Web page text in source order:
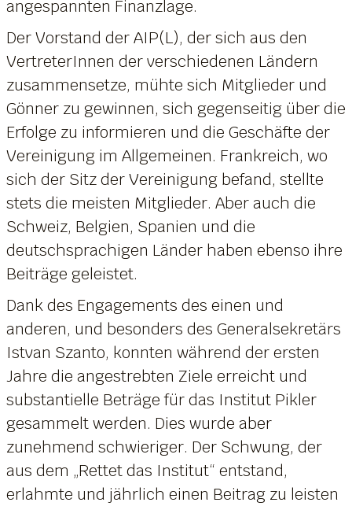
angespannten Finanzlage.
Der Vorstand der AIP(L), der sich aus den
VertreterInnen der verschiedenen Ländern
zusammensetze, mühte sich Mitglieder und
Gönner zu gewinnen, sich gegenseitig über die
Erfolge zu informieren und die Geschäfte der
Vereinigung im Allgemeinen. Frankreich, wo
sich der Sitz der Vereinigung befand, stellte
stets die meisten Mitglieder. Aber auch die
Schweiz, Belgien, Spanien und die
deutschsprachigen Länder haben ebenso ihre
Beiträge geleistet.
Dank des Engagements des einen und
anderen, und besonders des Generalsekretärs
Istvan Szanto, konnten während der ersten
Jahre die angestrebten Ziele erreicht und
substantielle Beträge für das Institut Pikler
gesammelt werden. Dies wurde aber
zunehmend schwieriger. Der Schwung, der
aus dem „Rettet das Institut“ entstand,
erlahmte und jährlich einen Beitrag zu leisten